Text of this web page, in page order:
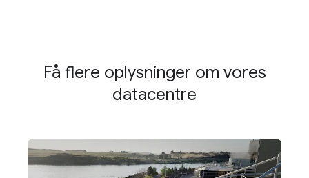
Få flere oplysninger om vores
datacentre